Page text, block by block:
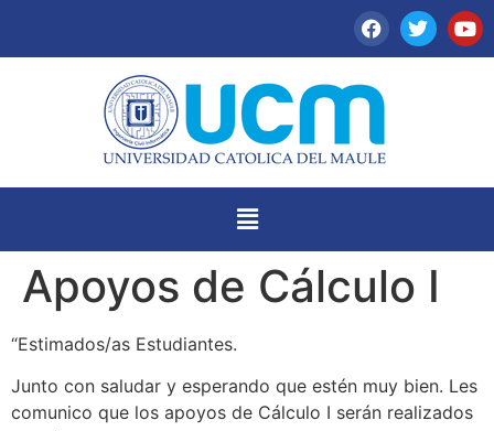
Apoyos de Cálculo I
“Estimados/as Estudiantes.
Junto con saludar y esperando que estén muy bien. Les
comunico que los apoyos de Cálculo I serán realizados